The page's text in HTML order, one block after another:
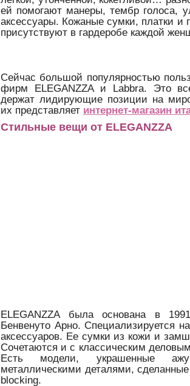
ей помогают манеры, тембр голоса,
аксессуары. Кожаные сумки, платки и
присутствуют в гардеробе каждой
Сейчас большой популярностью
фирм ELEGANZZA и Labbra. Это
держат лидирующие позиции на
их представляет интернет-магазин
Стильные вещи от ELEGANZZA
ELEGANZZA была основана в
Бенвенуто Арно. Специализируется
аксессуаров. Ее сумки из кожи и
Сочетаются и с классическим
Есть модели, украшенные
металлическими деталями,
blocking.